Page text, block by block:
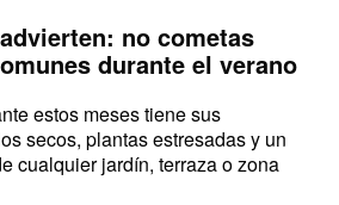
no cometas
durante el verano
estos meses tiene sus
secos, plantas estresadas y un
cualquier jardín, terraza o zona